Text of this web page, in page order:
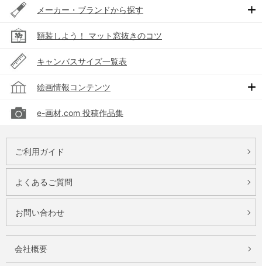
メーカー・ブランドから探す
額装しよう！ マット窓抜きのコツ
キャンバスサイズ一覧表
絵画情報コンテンツ
e-画材.com 投稿作品集
ご利用ガイド
よくあるご質問
お問い合わせ
会社概要